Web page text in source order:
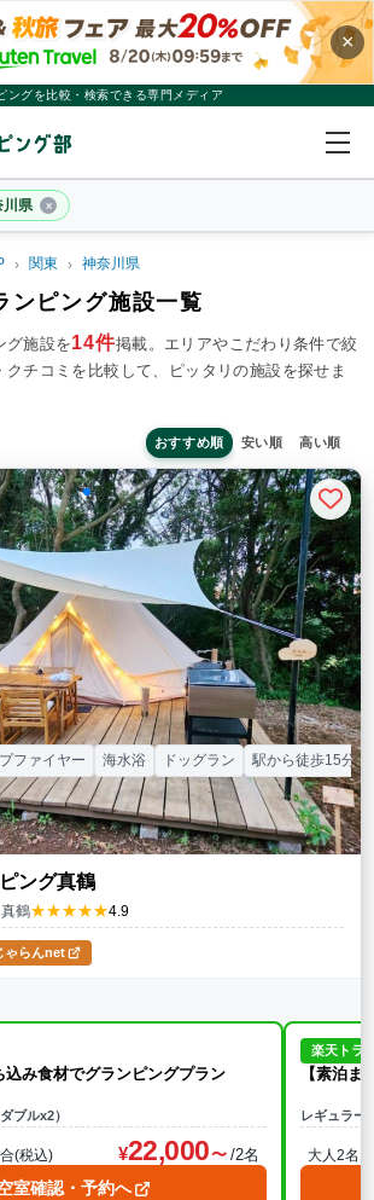
×
ングを比較・検索できる専門メディア
川県
名 1 室
1名最安値
ペット連れ
トンテント コテージ・ロッジ
1組限定貸切
トサウナ 焚火・キャンプファイヤー 手持ち花火
水浴 ドッグラン 駅から徒歩15分以内
この条件で再検索
関東 神奈川県
ンピング施設一覧
グ施設を14件掲載。 エリアやこだわり条件で絞
クチコミを比較して、ピッタリの施設を探せま
おすすめ順 安い順 高い順
ング真鶴
鶴★★★★★4.9
ファイヤー 海水浴 ドッグラン 駅から徒歩15分以
ゃらんnet
込み食材でグランピングプラン
ブルx2）
(税込) 22,000 /2名
室確認・予約へ
楽天トラ
【素泊
レギュラー
大人2名